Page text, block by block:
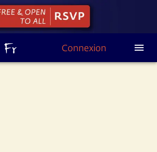
Connexion